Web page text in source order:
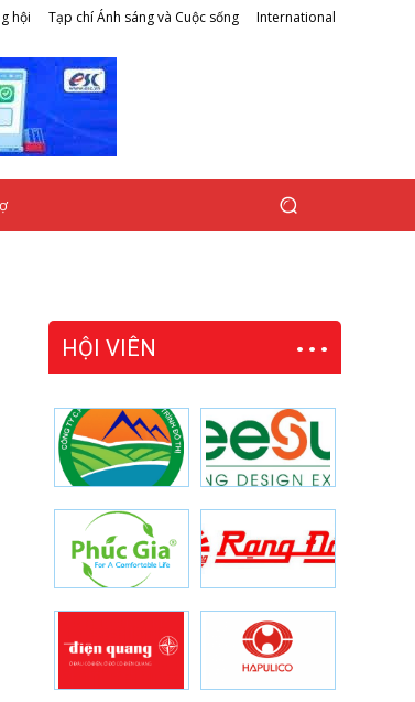
hội Tạp chí Ánh sáng và Cuộc sống International
HỘI VIÊN